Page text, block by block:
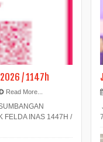
/ 1147h
Read More...
FELDA INAS 1447H /